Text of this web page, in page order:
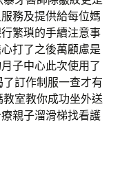
務及提供給每位媽
繁瑣的手續注意事
打了之後萬顧慮是
子中心此次使用了
訂作制服一查才有
室教你成功坐外送
親子溜滑梯找看護